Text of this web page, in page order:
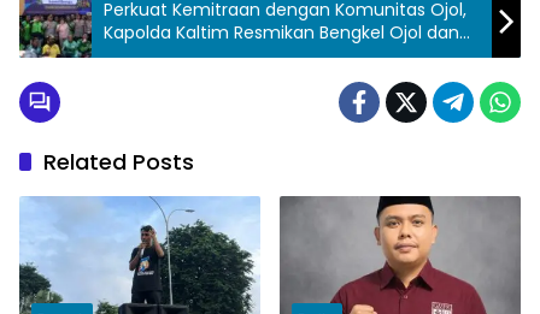
Perkuat Kemitraan dengan Komunitas Ojol,
Kapolda Kaltim Resmikan Bengkel Ojol dan
Kedai Ojol
Related Posts